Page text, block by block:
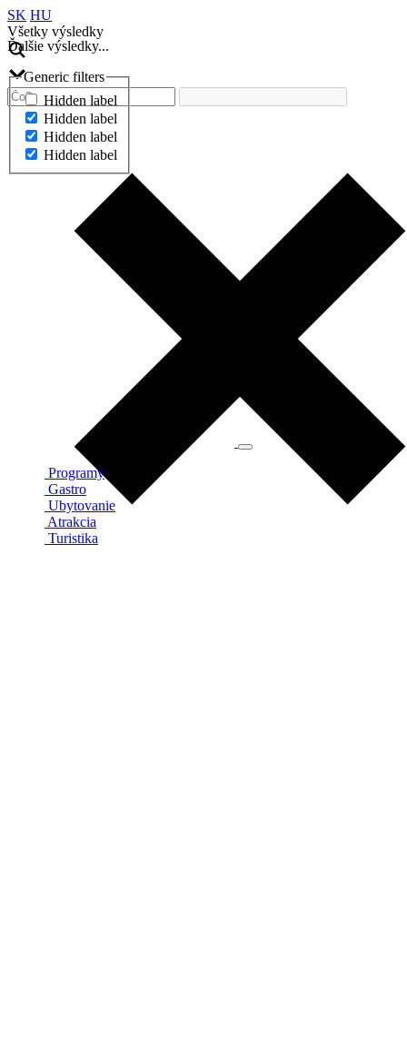
SK HU
Všetky výsledky
Ďalšie výsledky...
Generic filters
Hidden label
Hidden label
Hidden label
Hidden label
Ďalšie výsledky...
Programy
Gastro
Ubytovanie
Atrakcia
Turistika